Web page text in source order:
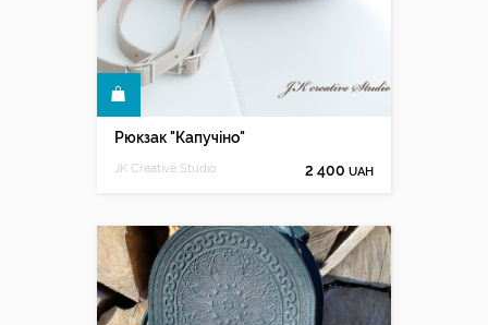
Рюкзак "Капучіно"
JK Creative Studio 2 400 UAH